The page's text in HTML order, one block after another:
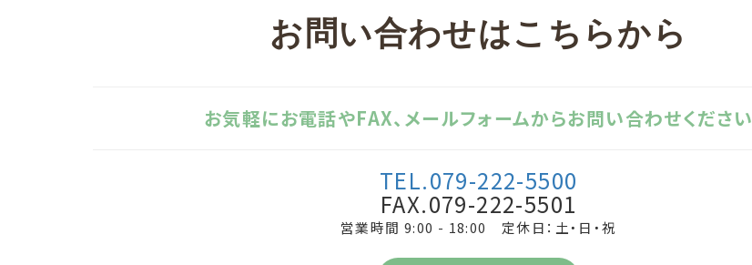
お問い合わせはこちらから
お気軽にお電話やFAX、メールフォームからお問い合わせください
TEL.079-222-5500
FAX.079-222-5501
営業時間 9:00 - 18:00 定休日：土・日・祝